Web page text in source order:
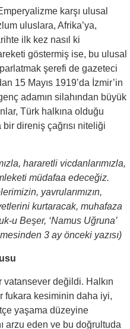
karşı ulusal
uluslara, Afrika’ya,
ilk kez nasıl ki
göstermiş ise, bu ulusal
parlatmak şerefi de gazeteci
15 Mayıs 1919’da İzmir’in
adamın silahından büyük
Türk halkına olduğu
direniş çağrısı niteliği
hararetli vicdanlarımızla,
müdafaa edeceğiz.
yavrularımızın,
kurtaracak, muhafaza
u Beşer, ‘Namus Uğruna’
3 ay önceki yazısı)
vatansever değildi. Halkın
fukara kesiminin daha iyi,
yaşama düzeyine
arzu eden ve bu doğrultuda